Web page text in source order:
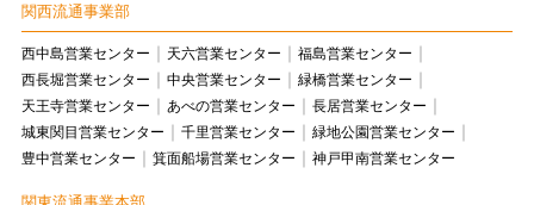
関西流通事業部
西中島営業センター 天六営業センター
福島営業センター
西長堀営業センター
中央営業センター
緑橋営業センター
天王寺営業センター
あべの営業センター
長居営業センター
城東関目営業センター
千里営業センター
緑地公園営業センター
豊中営業センター
箕面船場営業センター 神戸甲南営業センター